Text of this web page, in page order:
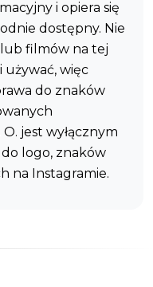
i opiera się
dostępny. Nie
filmów na tej
używać, więc
do znaków
jest wyłącznym
logo, znaków
na Instagramie.